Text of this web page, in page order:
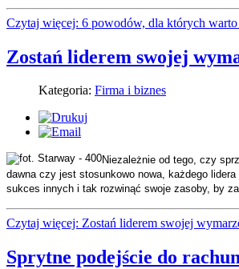
Czytaj więcej: 6 powodów, dla których
Zostań liderem swojej
Kategoria: Firma i biznes
Niezależnie od tego, czy
dawna czy jest stosunkowo nowa, każdego
sukces innych i tak rozwinąć swoje zasoby, by
Czytaj więcej: Zostań liderem swojej
Sprytne podejście do